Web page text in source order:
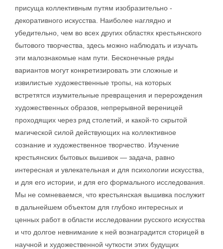
присуща коллективным путям изобразительно -
декоративного искусства. Наиболее наглядно и
убедительно, чем во всех других областях крестьянского
бытового творчества, здесь можно наблюдать и изучать
эти малознакомые нам пути. Бесконечные ряды
вариантов могут конкретизировать эти сложные и
извилистые художественные тропы, на которых
встретятся изумительные превращения и перерождения
художественных образов, непрерывной вереницей
проходящих через ряд столетий, и какой-то скрытой
магической силой действующих на коллективное
сознание и художественное творчество. Изучение
крестьянских бытовых вышивок — задача, равно
интересная и увлекательная и для психологии искусства,
и для его истории, и для его формального исследования.
Мы не сомневаемся, что крестьянская вышивка послужит
в дальнейшем объектом для глубоко интересных и
ценных работ в области исследовании русского искусства
и что долгое невнимание к ней вознаградится сторицей в
научной и художественной чуткости этих будущих